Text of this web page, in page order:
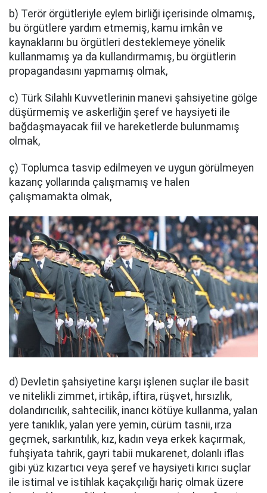
b) Terör örgütleriyle eylem birliği içerisinde olmamış,
bu örgütlere yardım etmemiş, kamu imkân ve
kaynaklarını bu örgütleri desteklemeye yönelik
kullanmamış ya da kullandırmamış, bu örgütlerin
propagandasını yapmamış olmak,
c) Türk Silahlı Kuvvetlerinin manevi şahsiyetine gölge
düşürmemiş ve askerliğin şeref ve haysiyeti ile
bağdaşmayacak fiil ve hareketlerde bulunmamış
olmak,
ç) Toplumca tasvip edilmeyen ve uygun görülmeyen
kazanç yollarında çalışmamış ve halen
çalışmamakta olmak,
d) Devletin şahsiyetine karşı işlenen suçlar ile basit
ve nitelikli zimmet, irtikâp, iftira, rüşvet, hırsızlık,
dolandırıcılık, sahtecilik, inancı kötüye kullanma, yalan
yere tanıklık, yalan yere yemin, cürüm tasnii, ırza
geçmek, sarkıntılık, kız, kadın veya erkek kaçırmak,
fuhşiyata tahrik, gayri tabii mukarenet, dolanlı iflas
gibi yüz kızartıcı veya şeref ve haysiyeti kırıcı suçlar
ile istimal ve istihlak kaçakçılığı hariç olmak üzere